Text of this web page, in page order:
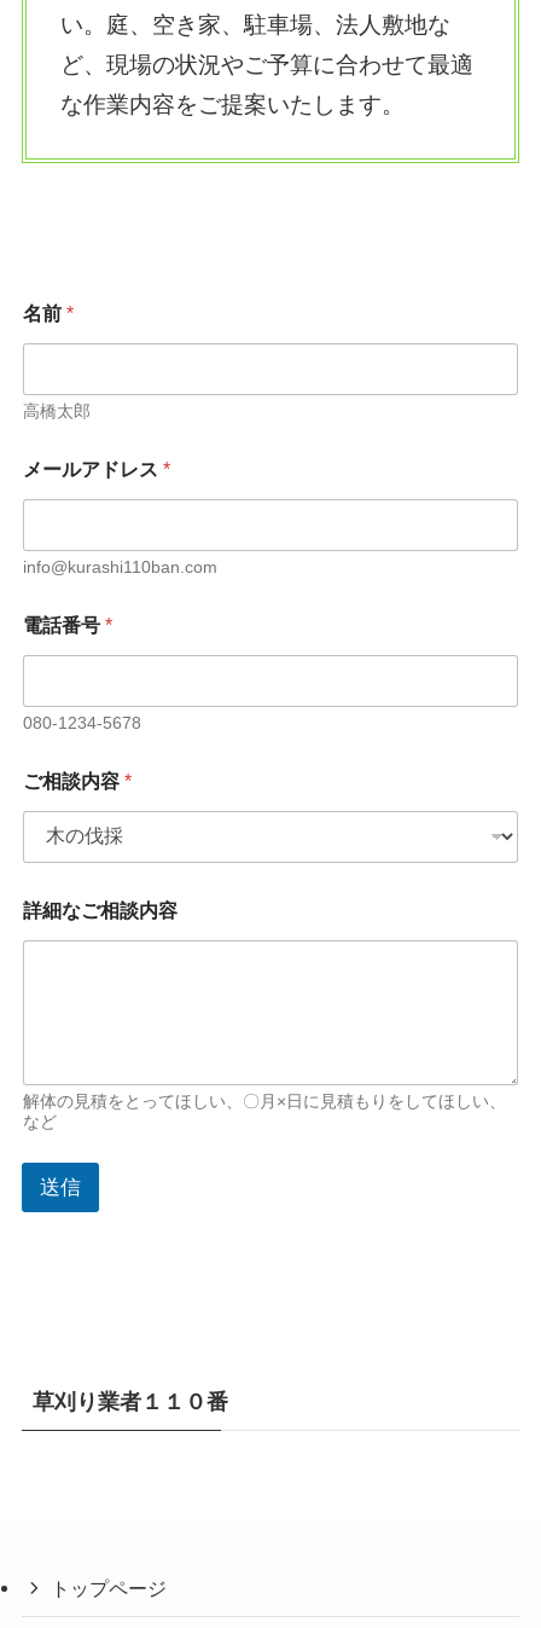
い。庭、空き家、駐車場、法人敷地な
ど、現場の状況やご予算に合わせて最適
な作業内容をご提案いたします。
名前 *
高橋太郎
名
前
な
相
談
内
メールアドレス *
info@kurashi110ban.com
電話番号 *
080-1234-5678
ご相談内容 *
詳細なご相談内容
解体の見積をとってほしい、〇月×日に見積もりをしてほしい、
など
送信
草刈り業者１１０番
トップページ